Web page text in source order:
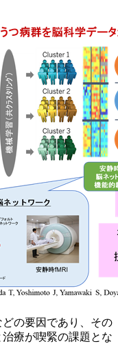
の要因であり、その
療が喫緊の課題とな